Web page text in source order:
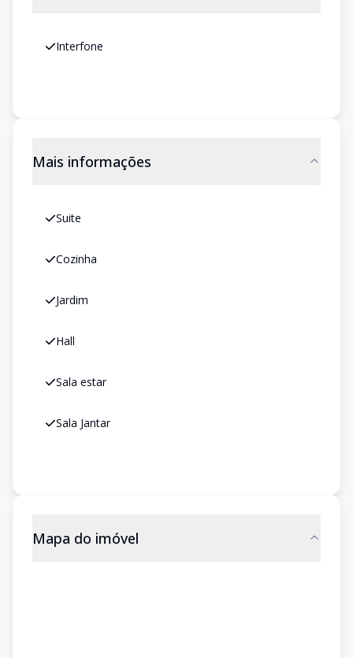
Interfone
Mais informações
Suite
Cozinha
Jardim
Hall
Sala estar
Sala Jantar
Mapa do imóvel